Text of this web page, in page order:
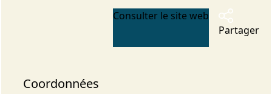
Consulter le site web
Partager
Coordonnées